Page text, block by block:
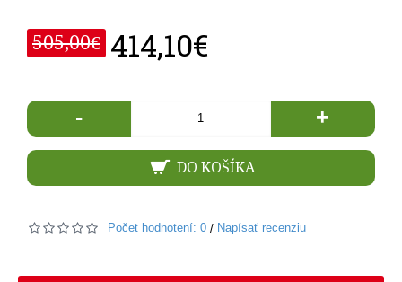
505,00€ 414,10€
- +
DO KOŠÍKA
Počet hodnotení: 0 / Napísať recenziu